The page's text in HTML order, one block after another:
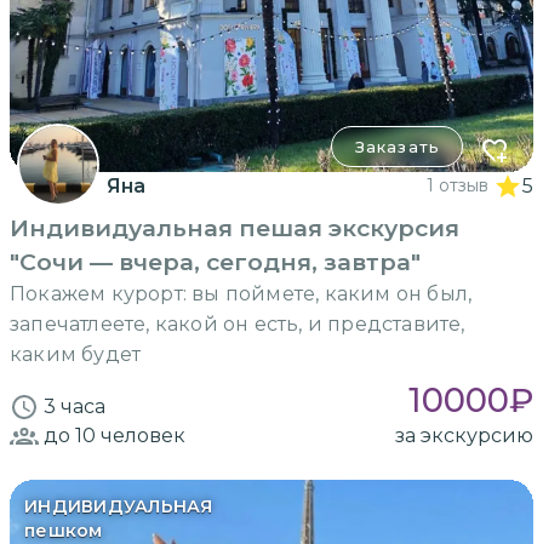
Заказать
Яна 1 отзыв 5
Индивидуальная пешая экскурсия
"Сочи — вчера, сегодня, завтра"
Покажем курорт: вы поймете, каким он был,
запечатлеете, какой он есть, и представите,
каким будет
3 часа 10000₽
до 10 человек за экскурсию
ИНДИВИДУАЛЬНАЯ
пешком